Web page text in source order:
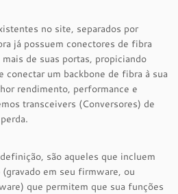
no site, separados por
já possuem conectores de fibra
de suas portas, propiciando
conectar um backbone de fibra à sua
rendimento, performance e
transceivers (Conversores) de
são aqueles que incluem
em seu firmware, ou
que permitem que sua funções